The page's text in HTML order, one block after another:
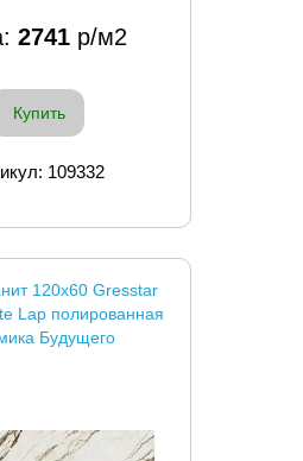
2741 р/м2
Купить
109332
120x60 Gresstar
Lap полированная
Будущего